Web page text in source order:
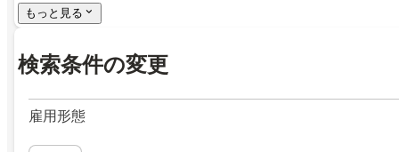
もっと見る
検索条件の変更
雇用形態